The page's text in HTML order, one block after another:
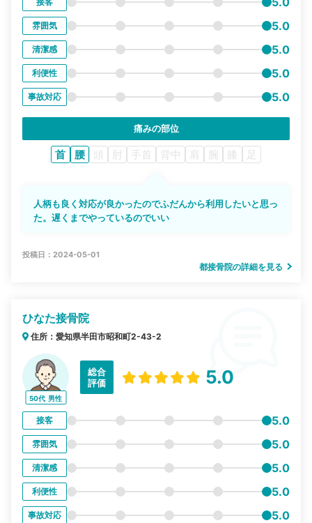
雰囲気 5.0
清潔感 5.0
利便性 5.0
事故対応 5.0
痛みの部位
首 腰 頭 肘 手首 背中 肩 腕 膝 足
人柄も良く対応が良かったのでふだんから利用したいと思っ
た。遅くまでやっているのでいい
投稿日：2024-05-01
都接骨院の詳細を見る
ひなた接骨院
住所：愛知県半田市昭和町2-43-2
50代 男性
総合
評価
5.0
接客 5.0
雰囲気 5.0
清潔感 5.0
利便性 5.0
事故対応 5.0